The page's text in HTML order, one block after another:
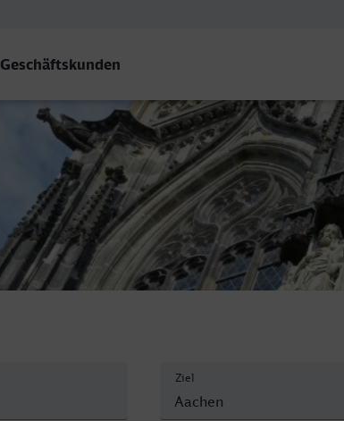
Geschäftskunden
Ziel